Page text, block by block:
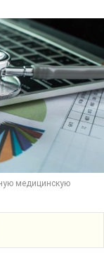
медицинскую